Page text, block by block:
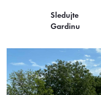
Sledujte
Gardinu